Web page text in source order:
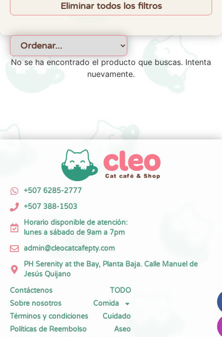
Eliminar todos los filtros
No se ha encontrado el producto que buscas. Intenta
nuevamente.
+507 6285-2777
+507 388-1503
Horario disponible de atención:
lunes a sábado de 9am a 7pm
admin@cleocatcafepty.com
PH Serenity at the Bay, Planta Baja. Calle Manuel de
Jesús Quijano
Contáctenos
Sobre nosotros
Términos y condiciones
Políticas de Reembolso
TODO
Comida
Cuidado
Aseo